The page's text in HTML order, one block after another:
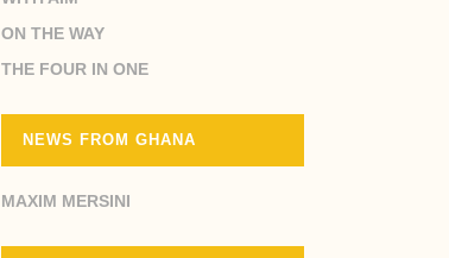
ON THE WAY
THE FOUR IN ONE
NEWS FROM GHANA
MAXIM MERSINI